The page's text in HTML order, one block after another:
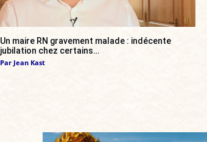
Un maire RN gravement malade : indécente
jubilation chez certains…
Par Jean Kast